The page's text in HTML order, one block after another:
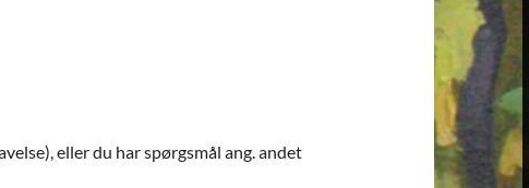
eller du har spørgsmål ang. andet